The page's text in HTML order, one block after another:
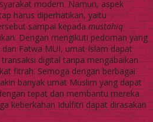
modern. Namun, aspek
harus diperhatikan, yaitu
sampai kepadamustahiq
Dengan mengikuti pedoman yang
Fatwa MUI, umat Islam dapat
digital tanpa mengabaikan
fitrah. Semoga dengan berbagai
banyak umat Muslim yang dapat
tepat dan membantu mereka
keberkahan Idulfitri dapat dirasakan